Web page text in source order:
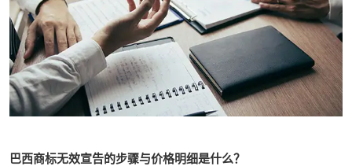
巴西商标无效宣告的步骤与价格明细是什么？